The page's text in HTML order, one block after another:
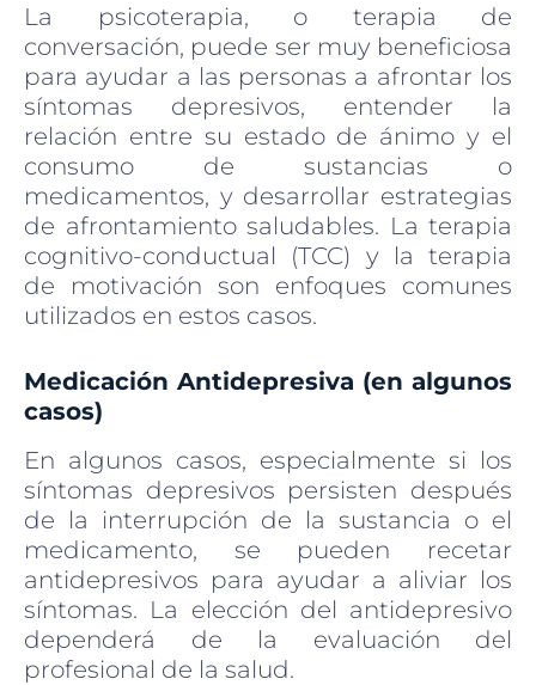
La psicoterapia, o terapia de
conversación, puede ser muy beneficiosa
para ayudar a las personas a afrontar los
síntomas depresivos, entender la
relación entre su estado de ánimo y el
consumo de sustancias o
medicamentos, y desarrollar estrategias
de afrontamiento saludables. La terapia
cognitivo-conductual (TCC) y la terapia
de motivación son enfoques comunes
utilizados en estos casos.
Medicación Antidepresiva (en algunos
casos)
En algunos casos, especialmente si los
síntomas depresivos persisten después
de la interrupción de la sustancia o el
medicamento, se pueden recetar
antidepresivos para ayudar a aliviar los
síntomas. La elección del antidepresivo
dependerá de la evaluación del
profesional de la salud.